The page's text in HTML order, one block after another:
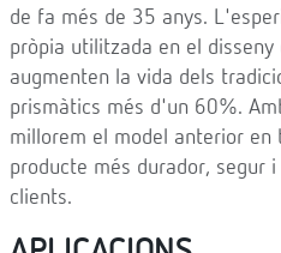
de fa més de 35 anys.
pròpia utilitzada en el disseny
augmenten la vida dels
prismàtics més d'un 60%.
millorem el model anterior
producte més durador, segur
clients.